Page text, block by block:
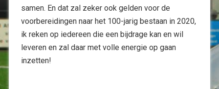
samen. En dat zal zeker ook gelden voor de
voorbereidingen naar het 100-jarig bestaan in 2020,
ik reken op iedereen die een bijdrage kan en wil
leveren en zal daar met volle energie op gaan
inzetten!